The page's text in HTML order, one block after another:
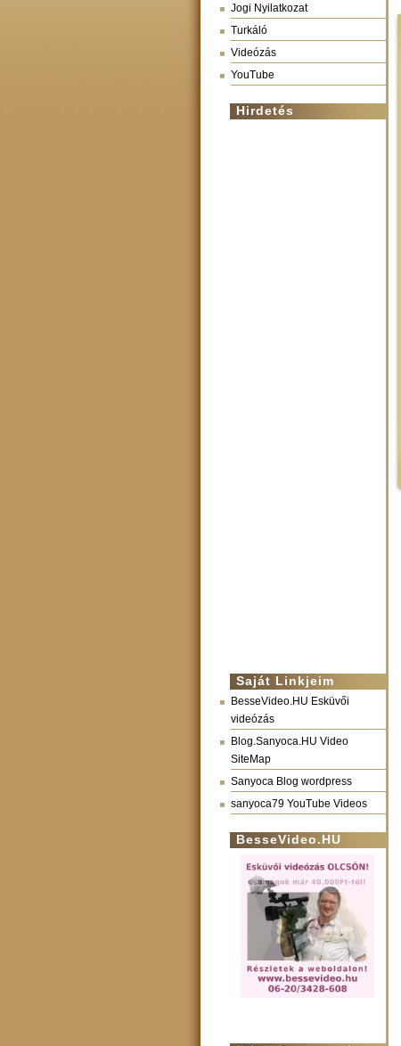
Jogi Nyilatkozat
Turkáló
Videózás
YouTube
Hirdetés
Saját Linkjeim
BesseVideo.HU Esküvői
videózás
Blog.Sanyoca.HU Video
SiteMap
Sanyoca Blog wordpress
sanyoca79 YouTube Videos
BesseVideo.HU